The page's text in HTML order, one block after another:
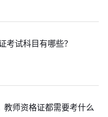
考试科目有哪些？
师资格证都需要考什么